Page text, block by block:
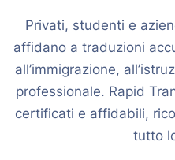
Privati, studenti e
affidano a traduzioni
all’immigrazione,
professionale. Rapid
certificati e affidabili,
tutto